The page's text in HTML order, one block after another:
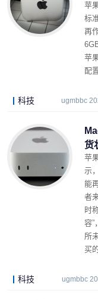
苹
标
再
苹
配
科技 ugmbbc
货
苹
示
能
者
时
容
所
买
科技 ugmbbc